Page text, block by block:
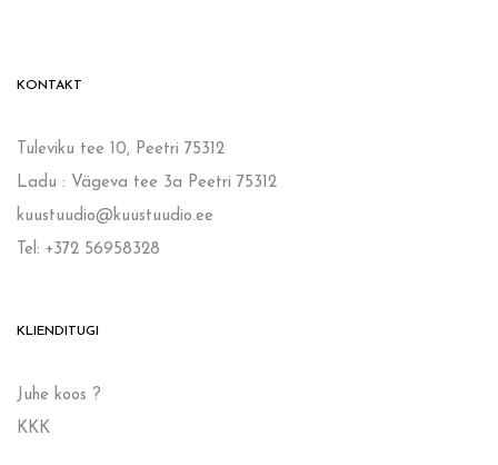
KONTAKT
Tuleviku tee 10, Peetri 75312
Ladu : Vägeva tee 3a Peetri 75312
kuustuudio@kuustuudio.ee
Tel: +372 56958328
KLIENDITUGI
Juhe koos ?
KKK